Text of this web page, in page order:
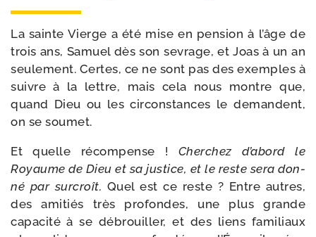
La sainte Vierge a été mise en pen­sion à l’âge de
trois ans, Samuel dès son sevrage, et Joas à un an
seule­ment. Certes, ce ne sont pas des exemples à
suivre à la lettre, mais cela nous montre que,
quand Dieu ou les cir­cons­tances le demandent,
on se soumet.
Et quelle récom­pense ! Cherchez d’a­bord le
Royaume de Dieu et sa jus­tice, et le reste sera don­
né par sur­croît. Quel est ce reste ? Entre autres,
des ami­tiés très pro­fondes, une plus grande
capa­ci­té à se débrouiller, et des liens fami­liaux